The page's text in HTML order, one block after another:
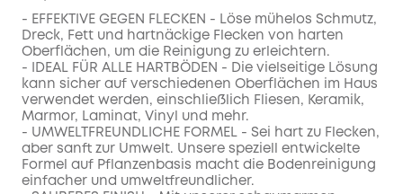
- EFFEKTIVE GEGEN FLECKEN - Löse mühelos Schmutz,
Dreck, Fett und hartnäckige Flecken von harten
Oberflächen, um die Reinigung zu erleichtern.
- IDEAL FÜR ALLE HARTBÖDEN - Die vielseitige Lösung
kann sicher auf verschiedenen Oberflächen im Haus
verwendet werden, einschließlich Fliesen, Keramik,
Marmor, Laminat, Vinyl und mehr.
- UMWELTFREUNDLICHE FORMEL - Sei hart zu Flecken,
aber sanft zur Umwelt. Unsere speziell entwickelte
Formel auf Pflanzenbasis macht die Bodenreinigung
einfacher und umweltfreundlicher.